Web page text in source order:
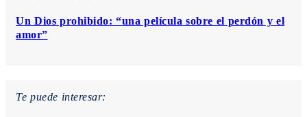
Un Dios prohibido: “una película sobre el perdón y el
amor”
Te puede interesar: